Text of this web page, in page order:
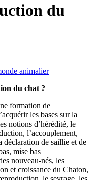
du
animalier
du chat ?
formation de
les bases sur la
notions d’hérédité, le
l’accouplement,
déclaration de saillie et de
mise bas
nouveau-nés, les
et croissance du Chaton,